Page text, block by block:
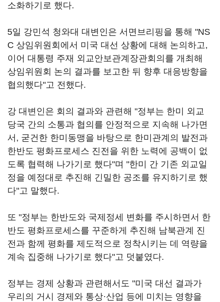
소화하기로 했다.
5일 강민석 청와대 대변인은 서면브리핑을 통해 "NS
C 상임위원회에서 미국 대선 상황에 대해 논의하고,
이어 대통령 주재 외교안보관계장관회의를 개최해
상임위원회 논의 결과를 보고한 뒤 향후 대응방향을
협의했다"고 전했다.
강 대변인은 회의 결과와 관련해 "정부는 한미 외교
당국 간의 소통과 협의를 안정적으로 지속해 나가면
서, 굳건한 한미동맹을 바탕으로 한미관계의 발전과
한반도 평화프로세스 진전을 위한 노력에 공백이 없
도록 협력해 나가기로 했다"며 "한미 간 기존 외교일
정을 예정대로 추진해 긴밀한 공조를 유지하기로 했
다"고 말했다.
또 "정부는 한반도와 국제정세 변화를 주시하면서 한
반도 평화프로세스를 꾸준하게 추진해 남북관계 진
전과 함께 평화를 제도적으로 정착시키는 데 역량을
계속 집중해 나가기로 했다"고 덧붙였다.
정부는 경제 상황과 관련해서도 "미국 대선 결과가
우리의 거시 경제와 통상·산업 등에 미치는 영향을